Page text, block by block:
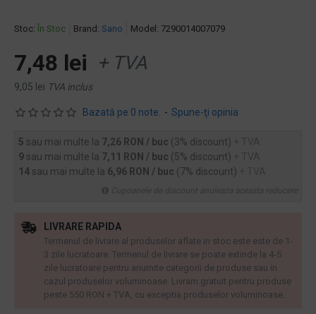
Stoc: În Stoc Brand: Sano Model: 7290014007079
Bazată pe 0 note. - Spune-ţi opinia
7,48 lei + TVA
9,05 lei TVA inclus
5 sau mai multe la 7,26 RON / buc (3% discount)
9 sau mai multe la 7,11 RON / buc (5% discount)
14 sau mai multe la 6,96 RON / buc (7% discount)
LIVRARE RAPIDA
Termenul de livrare al produselor aflate in stoc este este de 1-
3 zile lucratoare. Termenul de livrare se poate extinde la 4-5
zile lucratoare pentru anumite categorii de produse sau in
cazul produselor voluminoase. Livram gratuit pentru produse
peste 550 RON + TVA, cu exceptia produselor voluminoase.